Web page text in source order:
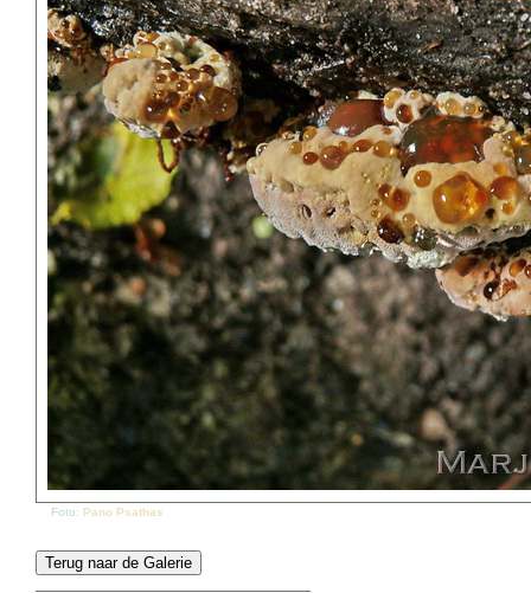
Foto: Pano Psathas